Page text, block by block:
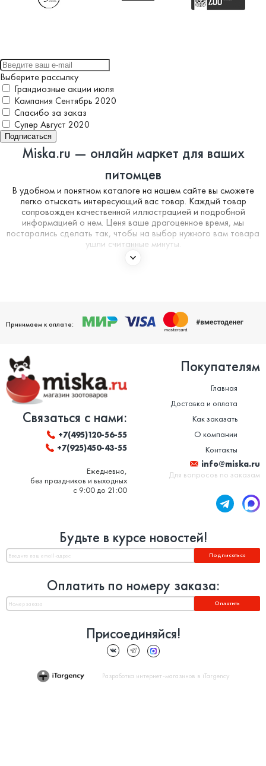
Выберите рассылку
Грандиозные акции июля
Кампания Сентябрь 2020
Спасибо за заказ
Супер Август 2020
Подписаться
Miska.ru — онлайн маркет для ваших
питомцев
В удобном и понятном каталоге на нашем сайте вы сможете
легко отыскать интересующий вас товар. Каждый товар
сопровожден качественной иллюстрацией и подробной
информацией о нем. Ценя ваше драгоценное время, мы
постарались сделать так, чтобы на выбор нужного вам товара
ушли считанные минуты.
и ветеринарные препараты. Вся продукция, представленная в
нашем магазине, сертифицирована и соответствует высоким
стандартам качества.
Принимаем к оплате:
Связаться с нами:
+7(495)120-56-55
+7(925)450-43-55
Ежедневно,
без праздников и выходных
с 9:00 до 21:00
Покупателям
Главная
Доставка и оплата
Как заказать
О компании
Контакты
info@miska.ru
Для вопросов по заказам
Будьте в курсе новостей!
Подписаться
Оплатить по номеру заказа:
Оплатить
Присоединяйся!
Разработка интернет-магазинов в iTargency